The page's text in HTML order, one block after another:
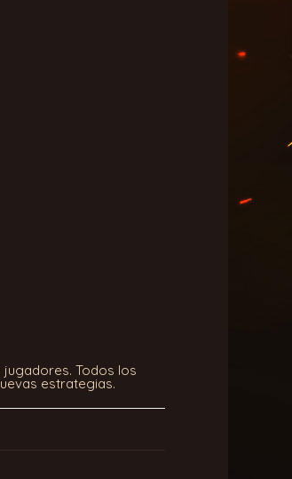
Todos los
estrategias.